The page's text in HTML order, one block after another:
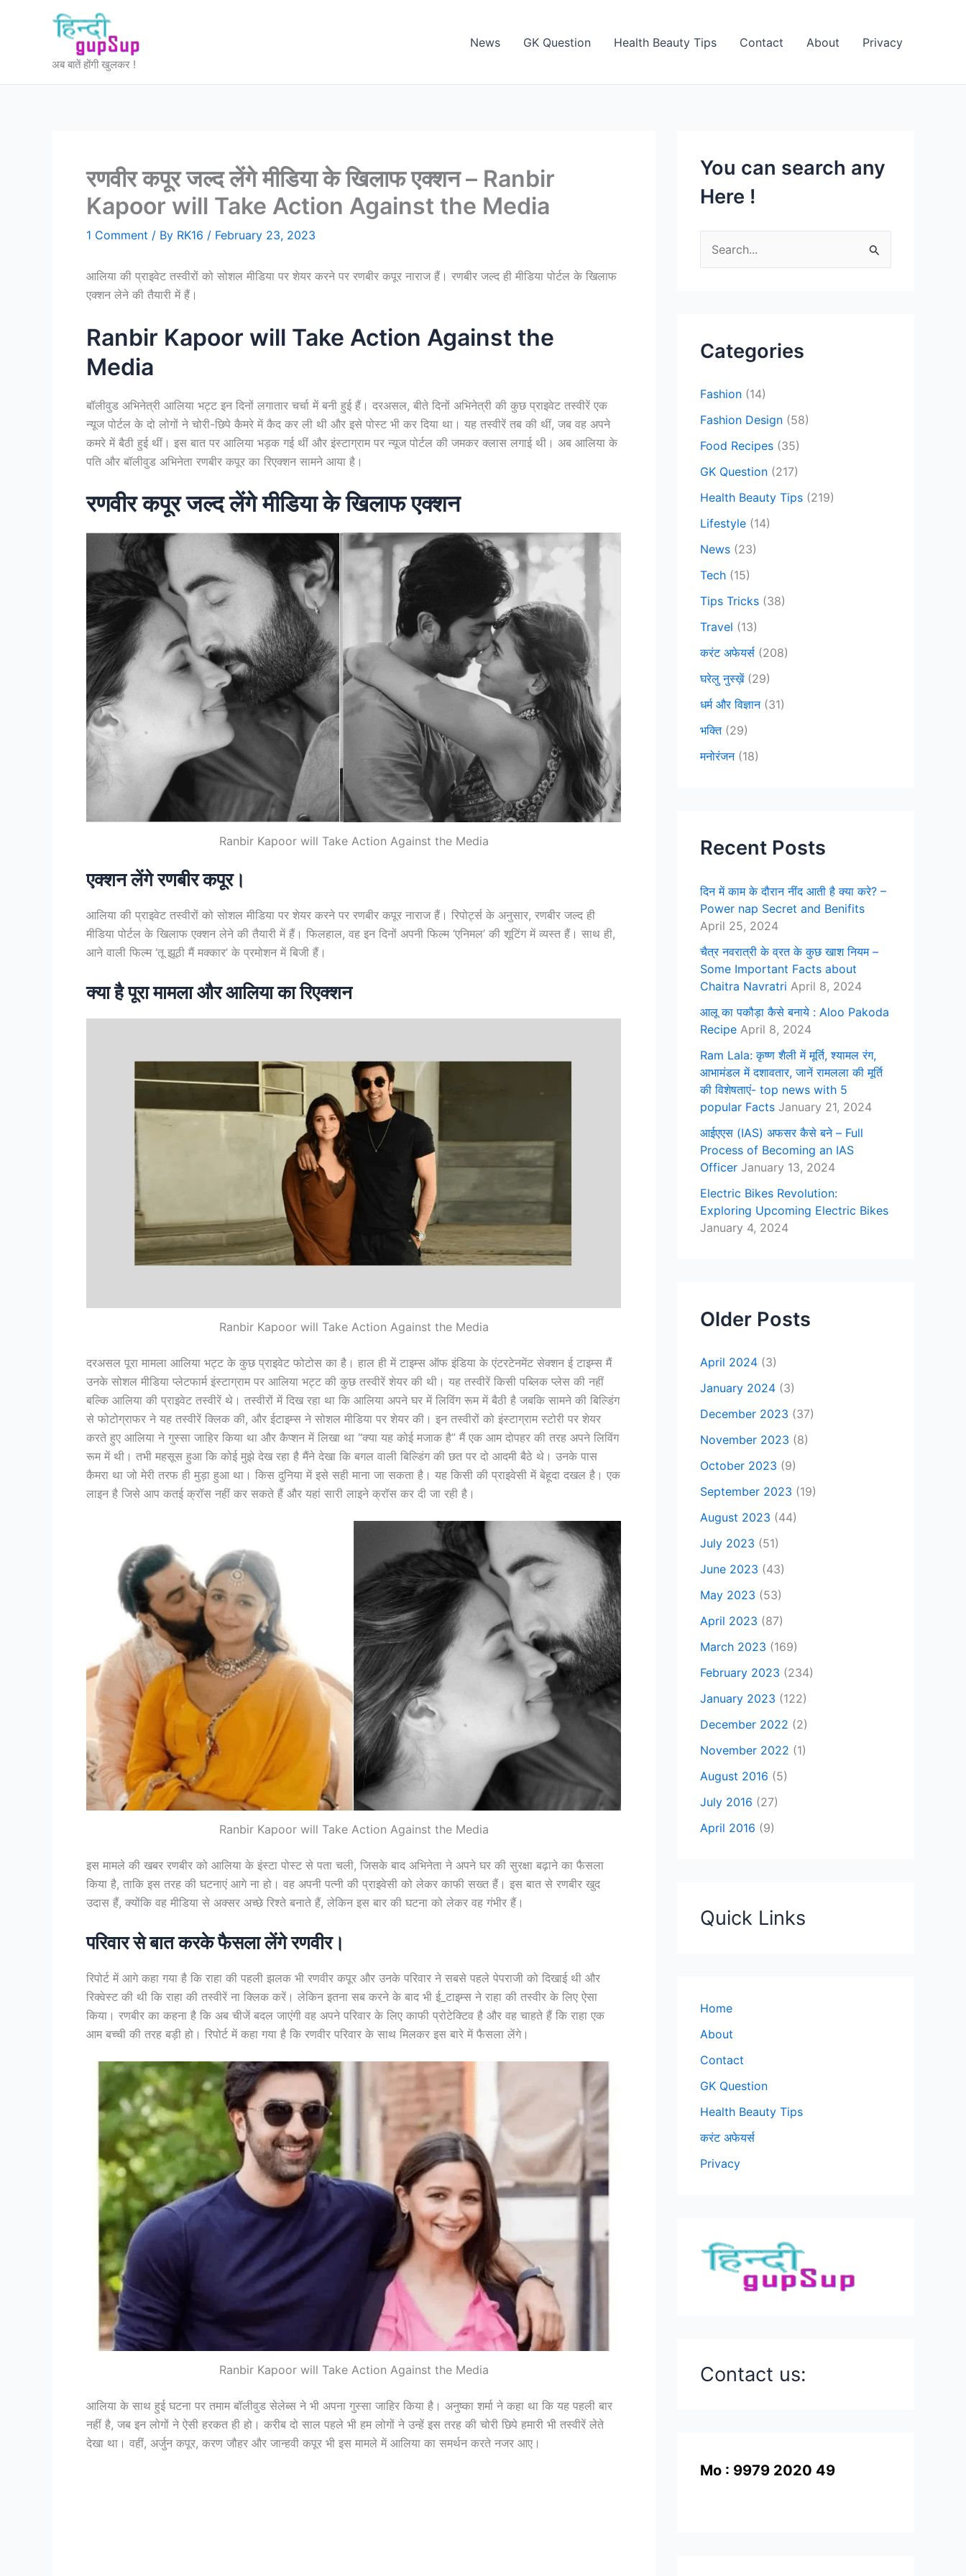
अब बातें होंगी खुलकर !
News GK Question Health Beauty Tips Contact About Privacy
रणवीर कपूर जल्द लेंगे मीडिया के खिलाफ एक्शन – Ranbir
Kapoor will Take Action Against the Media
1 Comment / By RK16 / February 23, 2023
आलिया की प्राइवेट तस्वीरों को सोशल मीडिया पर शेयर करने पर रणबीर कपूर नाराज हैं। रणबीर जल्द ही मीडिया पोर्टल के खिलाफ
एक्शन लेने की तैयारी में हैं।
Ranbir Kapoor will Take Action Against the
Media
बॉलीवुड अभिनेत्री आलिया भट्ट इन दिनों लगातार चर्चा में बनी हुई हैं। दरअसल, बीते दिनों अभिनेत्री की कुछ प्राइवेट तस्वीरें एक
न्यूज पोर्टल के दो लोगों ने चोरी-छिपे कैमरे में कैद कर ली थी और इसे पोस्ट भी कर दिया था। यह तस्वीरें तब की थीं, जब वह अपने
कमरे में बैठी हुई थीं। इस बात पर आलिया भड़क गई थीं और इंस्टाग्राम पर न्यूज पोर्टल की जमकर क्लास लगाई थी। अब आलिया के
पति और बॉलीवुड अभिनेता रणबीर कपूर का रिएक्शन सामने आया है।
रणवीर कपूर जल्द लेंगे मीडिया के खिलाफ एक्शन
Ranbir Kapoor will Take Action Against the Media
एक्शन लेंगे रणबीर कपूर।
आलिया की प्राइवेट तस्वीरों को सोशल मीडिया पर शेयर करने पर रणबीर कपूर नाराज हैं। रिपोर्ट्स के अनुसार, रणबीर जल्द ही
मीडिया पोर्टल के खिलाफ एक्शन लेने की तैयारी में हैं। फिलहाल, वह इन दिनों अपनी फिल्म ‘एनिमल’ की शूटिंग में व्यस्त हैं। साथ ही,
आने वाली फिल्म ‘तू झूठी मैं मक्कार’ के प्रमोशन में बिजी हैं।
क्या है पूरा मामला और आलिया का रिएक्शन
Ranbir Kapoor will Take Action Against the Media
दरअसल पूरा मामला आलिया भट्ट के कुछ प्राइवेट फोटोस का है। हाल ही में टाइम्स ऑफ इंडिया के एंटरटेनमेंट सेक्शन ई टाइम्स मैं
उनके सोशल मीडिया प्लेटफार्म इंस्टाग्राम पर आलिया भट्ट की कुछ तस्वीरें शेयर की थी। यह तस्वीरें किसी पब्लिक प्लेस की नहीं
बल्कि आलिया की प्राइवेट तस्वीरें थे। तस्वीरों में दिख रहा था कि आलिया अपने घर में लिविंग रूम में बैठी है जबकि सामने की बिल्डिंग
से फोटोग्राफर ने यह तस्वीरें क्लिक की, और ईटाइम्स ने सोशल मीडिया पर शेयर की। इन तस्वीरों को इंस्टाग्राम स्टोरी पर शेयर
करते हुए आलिया ने गुस्सा जाहिर किया था और कैप्शन में लिखा था “क्या यह कोई मजाक है” मैं एक आम दोपहर की तरह अपने लिविंग
रूम में थी। तभी महसूस हुआ कि कोई मुझे देख रहा है मैंने देखा कि बगल वाली बिल्डिंग की छत पर दो आदमी बैठे थे। उनके पास
कैमरा था जो मेरी तरफ ही मुड़ा हुआ था। किस दुनिया में इसे सही माना जा सकता है। यह किसी की प्राइवेसी में बेहूदा दखल है। एक
लाइन है जिसे आप कतई क्रॉस नहीं कर सकते हैं और यहां सारी लाइने क्रॉस कर दी जा रही है।
Ranbir Kapoor will Take Action Against the Media
इस मामले की खबर रणबीर को आलिया के इंस्टा पोस्ट से पता चली, जिसके बाद अभिनेता ने अपने घर की सुरक्षा बढ़ाने का फैसला
किया है, ताकि इस तरह की घटनाएं आगे ना हो। वह अपनी पत्नी की प्राइवेसी को लेकर काफी सख्त हैं। इस बात से रणबीर खुद
उदास हैं, क्योंकि वह मीडिया से अक्सर अच्छे रिश्ते बनाते हैं, लेकिन इस बार की घटना को लेकर वह गंभीर हैं।
परिवार से बात करके फैसला लेंगे रणवीर।
रिपोर्ट में आगे कहा गया है कि राहा की पहली झलक भी रणवीर कपूर और उनके परिवार ने सबसे पहले पेपराजी को दिखाई थी और
रिक्वेस्ट की थी कि राहा की तस्वीरें ना क्लिक करें। लेकिन इतना सब करने के बाद भी ई_टाइम्स ने राहा की तस्वीर के लिए ऐसा
किया। रणबीर का कहना है कि अब चीजें बदल जाएंगी वह अपने परिवार के लिए काफी प्रोटेक्टिव है और वह चाहते हैं कि राहा एक
आम बच्ची की तरह बड़ी हो। रिपोर्ट में कहा गया है कि रणवीर परिवार के साथ मिलकर इस बारे में फैसला लेंगे।
Ranbir Kapoor will Take Action Against the Media
आलिया के साथ हुई घटना पर तमाम बॉलीवुड सेलेब्स ने भी अपना गुस्सा जाहिर किया है। अनुष्का शर्मा ने कहा था कि यह पहली बार
नहीं है, जब इन लोगों ने ऐसी हरकत ही हो। करीब दो साल पहले भी हम लोगों ने उन्हें इस तरह की चोरी छिपे हमारी भी तस्वीरें लेते
देखा था। वहीं, अर्जुन कपूर, करण जौहर और जान्हवी कपूर भी इस मामले में आलिया का समर्थन करते नजर आए।
You can search any
Here !
e
h
o
r
:
Categories
Fashion (14)
Fashion Design (58)
Food Recipes (35)
GK Question (217)
Health Beauty Tips (219)
Lifestyle (14)
News (23)
Tech (15)
Tips Tricks (38)
Travel (13)
करंट अफेयर्स (208)
घरेलु नुस्ख़ें(29)
धर्म और विज्ञान(31)
भक्ति(29)
मनोरंजन(18)
Recent Posts
दिन में काम के दौरान नींद आती है क्या करे? –
Power nap Secret and Benifits
April 25, 2024
चैत्र नवरात्री के व्रत के कुछ खाश नियम –
Some Important Facts about
Chaitra Navratri April 8, 2024
आलू का पकौड़ा कैसे बनाये : Aloo Pakoda
Recipe April 8, 2024
Ram Lala: कृष्ण शैली में मूर्ति, श्यामल रंग,
आभामंडल में दशावतार, जानें रामलला की मूर्ति
की विशेषताएं- top news with 5
popular Facts January 21, 2024
आईएएस (IAS) अफसर कैसे बने – Full
Process of Becoming an IAS
Officer January 13, 2024
Electric Bikes Revolution:
Exploring Upcoming Electric Bikes
January 4, 2024
Older Posts
April 2024 (3)
January 2024 (3)
December 2023 (37)
November 2023 (8)
October 2023 (9)
September 2023 (19)
August 2023 (44)
July 2023 (51)
June 2023 (43)
May 2023 (53)
April 2023 (87)
March 2023 (169)
February 2023 (234)
January 2023 (122)
December 2022 (2)
November 2022 (1)
August 2016 (5)
July 2016 (27)
April 2016 (9)
Quick Links
Home
About
Contact
GK Question
Health Beauty Tips
करंट अफेयर्स
Privacy
Contact us:
Mo : 9979 2020 49